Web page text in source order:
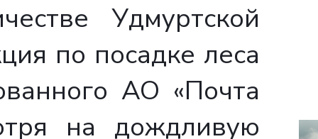
Удмуртской
по посадке леса
АО «Почта
на дождливую